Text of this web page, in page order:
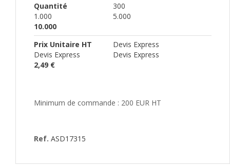
Quantité
300
1.000
5.000
10.000
Prix Unitaire HT
Devis Express
Devis Express
Devis Express
2,49 €
Minimum de commande : 200 EUR HT
Ref. ASD17315